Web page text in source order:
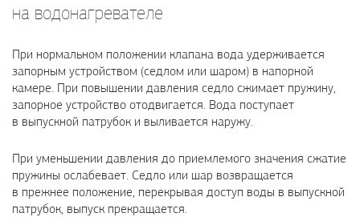
на водонагревателе
При нормальном положении клапана вода удерживается
запорным устройством (седлом или шаром) в напорной
камере. При повышении давления седло сжимает пружину,
запорное устройство отодвигается. Вода поступает
в выпускной патрубок и выливается наружу.
При уменьшении давления до приемлемого значения сжатие
пружины ослабевает. Седло или шар возвращается
в прежнее положение, перекрывая доступ воды в выпускной
патрубок, выпуск прекращается.